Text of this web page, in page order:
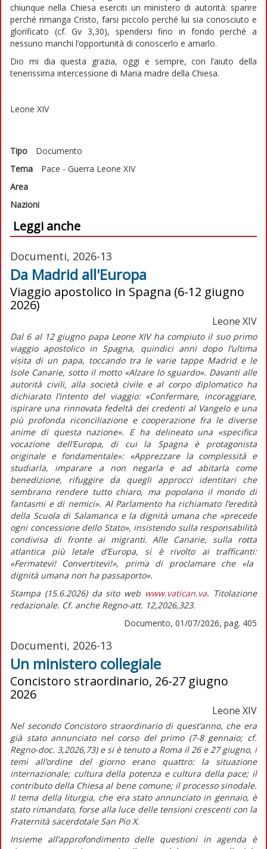
chiunque nella Chiesa eserciti un ministero di autorità: sparire
perché rimanga Cristo, farsi piccolo perché lui sia conosciuto e
glorificato (cf. Gv 3,30), spendersi fino in fondo perché a
nessuno manchi l’opportunità di conoscerlo e amarlo.
Dio mi dia questa grazia, oggi e sempre, con l’aiuto della
tenerissima intercessione di Maria madre della Chiesa.
Leone XIV
Tipo
Documento
Tema
Pace - Guerra Leone XIV
Area
Nazioni
Leggi anche
Documenti, 2026-13
Da Madrid all'Europa
Viaggio apostolico in Spagna (6-12 giugno
2026)
Leone XIV
Dal 6 al 12 giugno papa Leone XIV ha compiuto il suo primo
viaggio apostolico in Spagna, quindici anni dopo l’ultima
visita di un papa, toccando tra le varie tappe Madrid e le
Isole Canarie, sotto il motto «Alzare lo sguardo». Davanti alle
autorità civili, alla società civile e al corpo diplomatico ha
dichiarato l’intento del viaggio: «Confermare, incoraggiare,
ispirare una rinnovata fedeltà dei credenti al Vangelo e una
più profonda riconciliazione e cooperazione fra le diverse
anime di questa nazione». E ha delineato una «specifica
vocazione dell’Europa, di cui la Spagna è protagonista
originale e fondamentale»: «Apprezzare la complessità e
studiarla, imparare a non negarla e ad abitarla come
benedizione, rifuggire da quegli approcci identitari che
sembrano rendere tutto chiaro, ma popolano il mondo di
fantasmi e di nemici». Al Parlamento ha richiamato l’eredità
della Scuola di Salamanca e la dignità umana che«precede
ogni concessione dello Stato», insistendo sulla responsabilità
condivisa di fronte ai migranti. Alle Canarie, sulla rotta
atlantica più letale d’Europa, si è rivolto ai trafficanti:
«Fermatevi! Convertitevi!», prima di proclamare che«la
dignità umana non ha passaporto».
Stampa (15.6.2026) da sito web www.vatican.va. Titolazione
redazionale. Cf. anche Regno-att. 12,2026,323.
Documento, 01/07/2026, pag. 405
Documenti, 2026-13
Un ministero collegiale
Concistoro straordinario, 26-27 giugno
2026
Leone XIV
Nel secondo Concistoro straordinario di quest’anno, che era
già stato annunciato nel corso del primo (7-8 gennaio; cf.
Regno-doc. 3,2026,73) e si è tenuto a Roma il 26 e 27 giugno, i
temi all’ordine del giorno erano quattro: la situazione
internazionale; cultura della potenza e cultura della pace; il
contributo della Chiesa al bene comune; il processo sinodale.
Il tema della liturgia, che era stato annunciato in gennaio, è
stato rimandato, forse alla luce delle tensioni crescenti con la
Fraternità sacerdotale San Pio X.
Insieme all’approfondimento delle questioni in agenda è